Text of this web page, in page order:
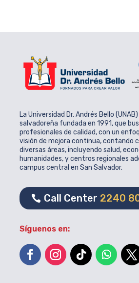
La Universidad Dr. Andrés Bello
salvadoreña fundada en 1991, que
profesionales de calidad, con un
visión de mejora continua, contando
diversas áreas, incluyendo salud,
humanidades, y centros regionales
campus central en San Salvador.
Call Center 2240
Síguenos en: